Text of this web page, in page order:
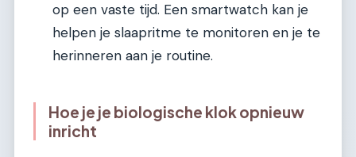
op een vaste tijd. Een smartwatch kan je
helpen je slaapritme te monitoren en je te
herinneren aan je routine.
Hoe je je biologische klok opnieuw
inricht